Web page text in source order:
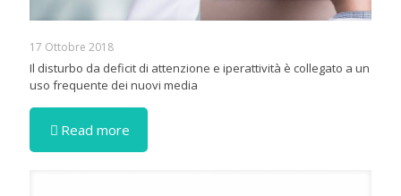
17 Ottobre 2018
Il disturbo da deficit di attenzione e iperattività è collegato a un
uso frequente dei nuovi media
Read more